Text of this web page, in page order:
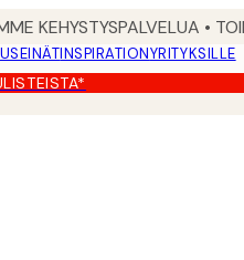
KEHYSTYSPALVELUA •
INSPIRATIONYRITYKSILLE